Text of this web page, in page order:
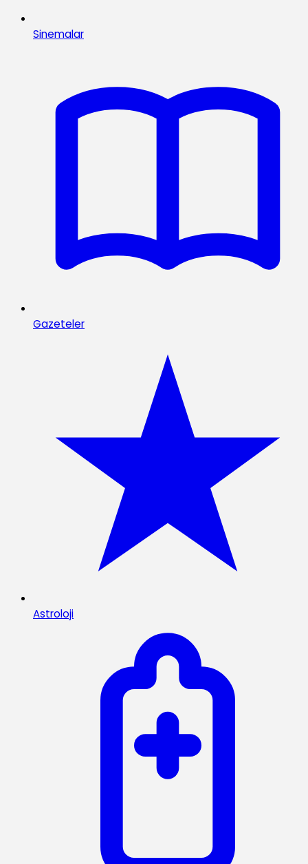
Sinemalar
Gazeteler
Astroloji